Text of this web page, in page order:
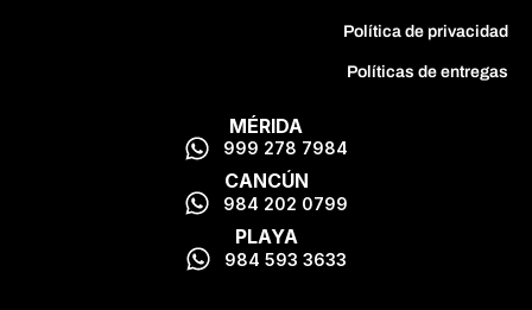
Política de privacidad
Políticas de entregas
MÉRIDA
999 278 7984
CANCÚN
984 202 0799
PLAYA
984 593 3633